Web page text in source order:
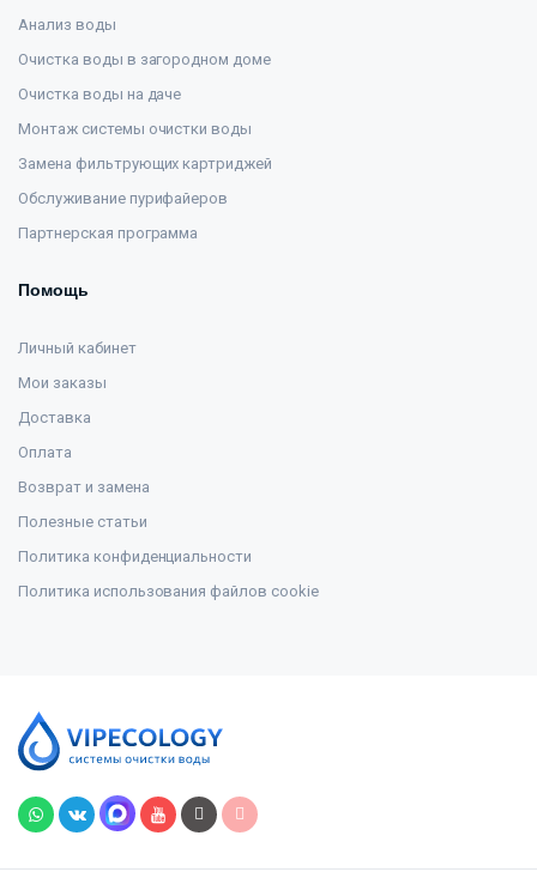
Анализ воды
Очистка воды в загородном доме
Очистка воды на даче
Монтаж системы очистки воды
Замена фильтрующих картриджей
Обслуживание пурифайеров
Партнерская программа
Помощь
Личный кабинет
Мои заказы
Доставка
Оплата
Возврат и замена
Полезные статьи
Политика конфиденциальности
Политика использования файлов cookie